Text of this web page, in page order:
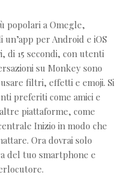
popolari a Omegle,
per Android e iOS
di 15 secondi, con utenti
su Monkey sono
filtri, effetti e emoji. Si
preferiti come amici e
piattaforme, come
Inizio in modo che
Ora dovrai solo
del tuo smartphone e